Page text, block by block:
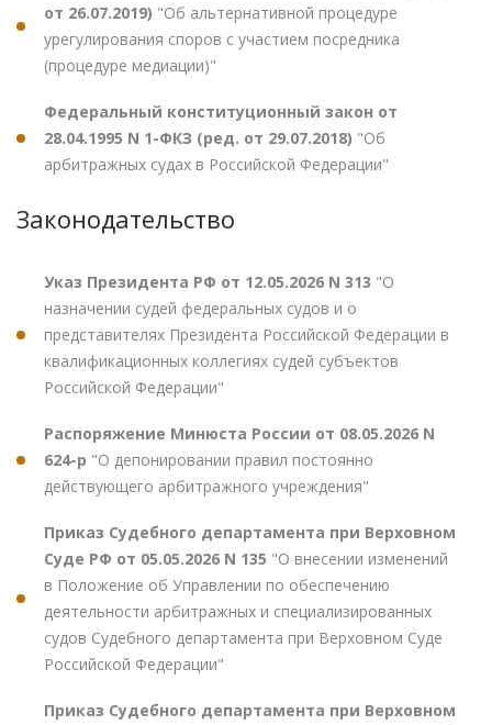
от 26.07.2019) "Об альтернативной процедуре
урегулирования споров с участием посредника
(процедуре медиации)"
Федеральный конституционный закон от
28.04.1995 N 1-ФКЗ (ред. от 29.07.2018) "Об
арбитражных судах в Российской Федерации"
Законодательство
Указ Президента РФ от 12.05.2026 N 313 "О
назначении судей федеральных судов и о
представителях Президента Российской Федерации в
квалификационных коллегиях судей субъектов
Российской Федерации"
Распоряжение Минюста России от 08.05.2026 N
624-р "О депонировании правил постоянно
действующего арбитражного учреждения"
Приказ Судебного департамента при Верховном
Суде РФ от 05.05.2026 N 135 "О внесении изменений
в Положение об Управлении по обеспечению
деятельности арбитражных и специализированных
судов Судебного департамента при Верховном Суде
Российской Федерации"
Приказ Судебного департамента при Верховном